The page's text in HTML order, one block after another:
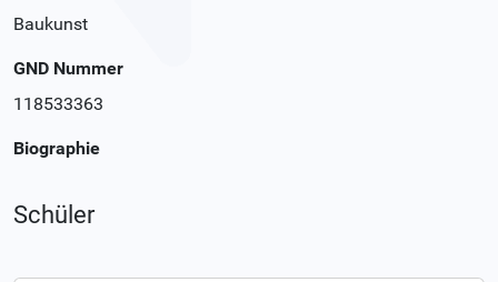
Baukunst
GND Nummer
118533363
Biographie
Schüler